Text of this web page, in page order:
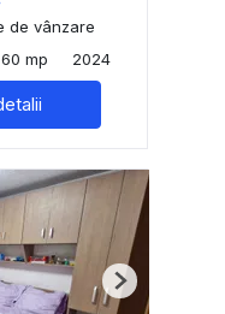
de vânzare
60 mp 2024
Next